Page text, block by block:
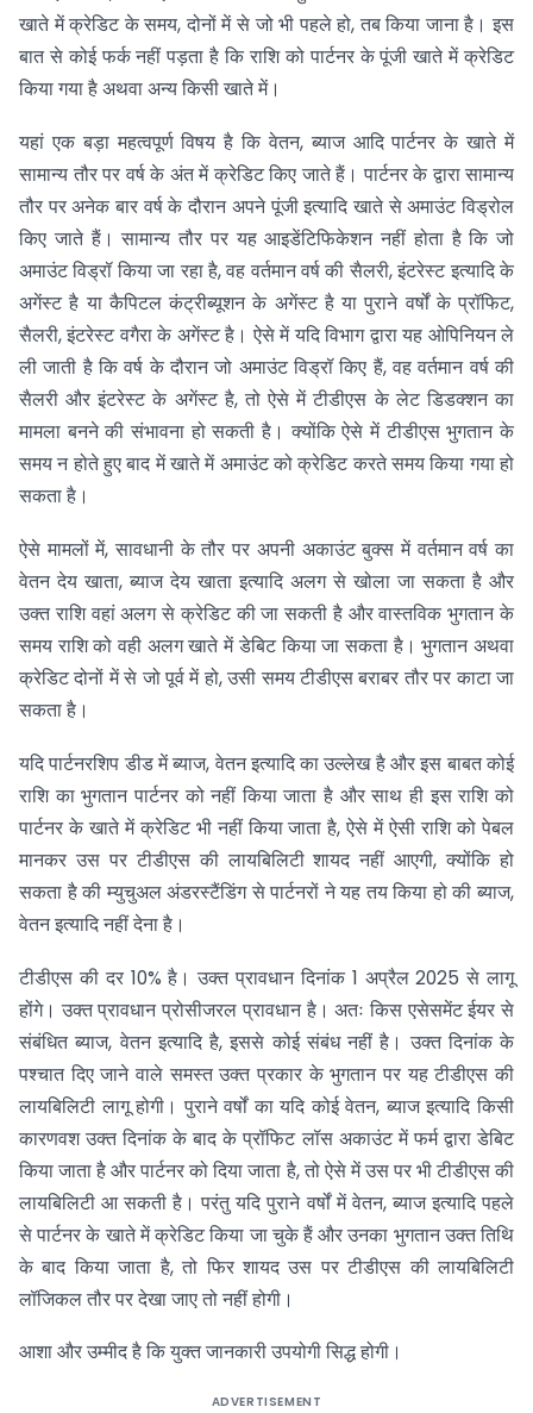
खाते में क्रेडिट के समय, दोनों में से जो भी पहले हो, तब किया जाना है। इस
बात से कोई फर्क नहीं पड़ता है कि राशि को पार्टनर के पूंजी खाते में क्रेडिट
किया गया है अथवा अन्य किसी खाते में।
यहां एक बड़ा महत्वपूर्ण विषय है कि वेतन, ब्याज आदि पार्टनर के खाते में
सामान्य तौर पर वर्ष के अंत में क्रेडिट किए जाते हैं। पार्टनर के द्वारा सामान्य
तौर पर अनेक बार वर्ष के दौरान अपने पूंजी इत्यादि खाते से अमाउंट विड्रोल
किए जाते हैं। सामान्य तौर पर यह आइडेंटिफिकेशन नहीं होता है कि जो
अमाउंट विड्रॉ किया जा रहा है, वह वर्तमान वर्ष की सैलरी, इंटरेस्ट इत्यादि के
अगेंस्ट है या कैपिटल कंट्रीब्यूशन के अगेंस्ट है या पुराने वर्षों के प्रॉफिट,
सैलरी, इंटरेस्ट वगैरा के अगेंस्ट है। ऐसे में यदि विभाग द्वारा यह ओपिनियन ले
ली जाती है कि वर्ष के दौरान जो अमाउंट विड्रॉ किए हैं, वह वर्तमान वर्ष की
सैलरी और इंटरेस्ट के अगेंस्ट है, तो ऐसे में टीडीएस के लेट डिडक्शन का
मामला बनने की संभावना हो सकती है। क्योंकि ऐसे में टीडीएस भुगतान के
समय न होते हुए बाद में खाते में अमाउंट को क्रेडिट करते समय किया गया हो
सकता है।
ऐसे मामलों में, सावधानी के तौर पर अपनी अकाउंट बुक्स में वर्तमान वर्ष का
वेतन देय खाता, ब्याज देय खाता इत्यादि अलग से खोला जा सकता है और
उक्त राशि वहां अलग से क्रेडिट की जा सकती है और वास्तविक भुगतान के
समय राशि को वही अलग खाते में डेबिट किया जा सकता है। भुगतान अथवा
क्रेडिट दोनों में से जो पूर्व में हो, उसी समय टीडीएस बराबर तौर पर काटा जा
सकता है।
यदि पार्टनरशिप डीड में ब्याज, वेतन इत्यादि का उल्लेख है और इस बाबत कोई
राशि का भुगतान पार्टनर को नहीं किया जाता है और साथ ही इस राशि को
पार्टनर के खाते में क्रेडिट भी नहीं किया जाता है, ऐसे में ऐसी राशि को पेबल
मानकर उस पर टीडीएस की लायबिलिटी शायद नहीं आएगी, क्योंकि हो
सकता है की म्युचुअल अंडरस्टैंडिंग से पार्टनरों ने यह तय किया हो की ब्याज,
वेतन इत्यादि नहीं देना है।
टीडीएस की दर 10% है। उक्त प्रावधान दिनांक 1 अप्रैल 2025 से लागू
होंगे। उक्त प्रावधान प्रोसीजरल प्रावधान है। अतः किस एसेसमेंट ईयर से
संबंधित ब्याज, वेतन इत्यादि है, इससे कोई संबंध नहीं है। उक्त दिनांक के
पश्चात दिए जाने वाले समस्त उक्त प्रकार के भुगतान पर यह टीडीएस की
लायबिलिटी लागू होगी। पुराने वर्षों का यदि कोई वेतन, ब्याज इत्यादि किसी
कारणवश उक्त दिनांक के बाद के प्रॉफिट लॉस अकाउंट में फर्म द्वारा डेबिट
किया जाता है और पार्टनर को दिया जाता है, तो ऐसे में उस पर भी टीडीएस की
लायबिलिटी आ सकती है। परंतु यदि पुराने वर्षों में वेतन, ब्याज इत्यादि पहले
से पार्टनर के खाते में क्रेडिट किया जा चुके हैं और उनका भुगतान उक्त तिथि
के बाद किया जाता है, तो फिर शायद उस पर टीडीएस की लायबिलिटी
लॉजिकल तौर पर देखा जाए तो नहीं होगी।
आशा और उम्मीद है कि युक्त जानकारी उपयोगी सिद्ध होगी।
ADVERTISEMENT